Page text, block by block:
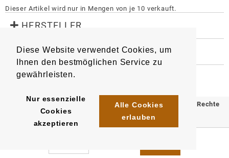
Diese Website verwendet Cookies, um
Ihnen den bestmöglichen Service zu
gewährleisten.
Nur essenzielle
Cookies
akzeptieren
Alle Cookies
erlauben
Dieser Artikel wird nur in Mengen von je 10 verkauft.
HERSTELLER
Marlboro Red Pouch 30g 8,00 €
Hersteller
Philip Morris GmbH
Am Haag 14
82166
Gräfelfing
auftrag.philipmorris@pmi.com
https://www.pmi.com/markets/germany/de/
WEITERE INFORMATIONEN
Artikel: 6440 EAN/Stück : 4023500061261
EAN/Gebinde10:
© 2025 Klömpkes Heinrich Inh. Marion Winkels e.K. Alle Rechte
vorbehalten.